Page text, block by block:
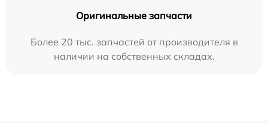
Оригинальные запчасти
Более 20 тыс. запчастей от производителя в
наличии на собственных складах.